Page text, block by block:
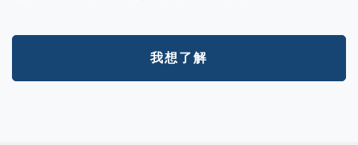
我想了解